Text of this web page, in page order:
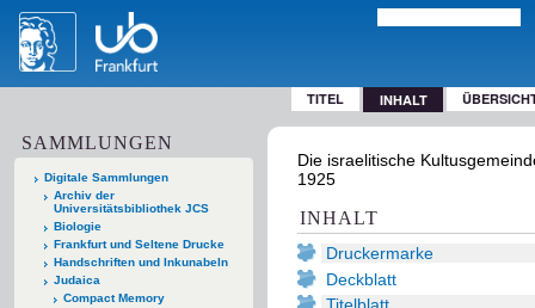
TITEL INHALT
SAMMLUNGEN
Digitale Sammlungen
Archiv der
Universitätsbibliothek JCS
Biologie
Frankfurt und Seltene Drucke
Handschriften und Inkunabeln
Judaica
Compact Memory
Die israelitische
1925
INHALT
Druckermarke
Deckblatt